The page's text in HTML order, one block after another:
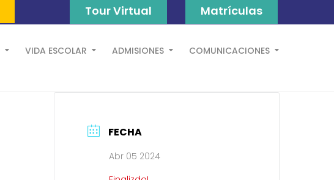
Matrículas
Tour Virtual
VIDA ESCOLAR ADMISIONES COMUNICACIONES
FECHA
Abr 05 2024